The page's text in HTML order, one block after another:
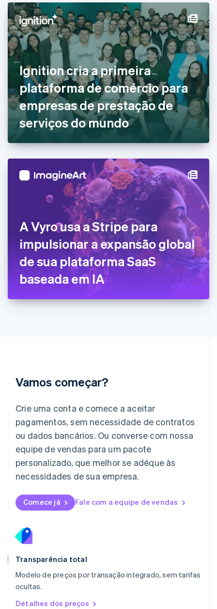
Ignition cria a primeira
plataforma de comércio para
empresas de prestação de
serviços do mundo
A Vyro usa a Stripe para
impulsionar a expansão global
de sua plataforma SaaS
baseada em IA
Vamos começar?
Crie uma conta e comece a aceitar
pagamentos, sem necessidade de contratos
ou dados bancários. Ou converse com nossa
equipe de vendas para um pacote
personalizado, que melhor se adéque às
necessidades de sua empresa.
Comece já Fale com a equipe de vendas
Transparência total
Modelo de preços por transação integrado, sem tarifas
ocultas.
Detalhes dos preços
English Français
China continental
简体中文English
Chipre
English
Croácia
English Italiano
Dinamarca
English
Emirados Árabes Unidos
English
Eslováquia
English
EnglishItaliano
Espanha
Estados Unidos
Español简体中文
Estônia
English
EnglishSvenska
França
Français English
Gibraltar
English
English
English
日本語English
Liechtenstein
DeutschEnglish
Lituânia
English
Luxemburgo
FrançaisDeutsch English
English简体中文
English
México
Noruega
English
English
NederlandsEnglish
Polônia
English